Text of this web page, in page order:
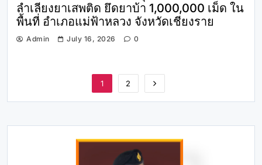
ลำเลียงยาเสพติด ยึดยาบ้า 1,000,000 เม็ด ใน
พื้นที่ อำเภอแม่ฟ้าหลวง จังหวัดเชียงราย
Admin July 16, 2026 0
1 2